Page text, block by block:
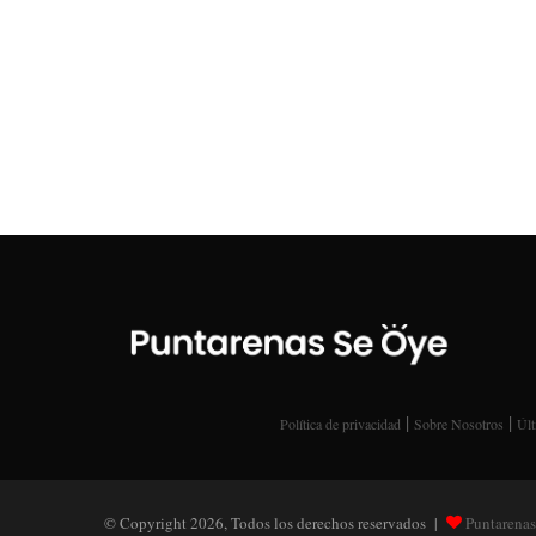
Política de privacidad | Sobre Nosotros |
© Copyright 2026, Todos los derechos reservados |